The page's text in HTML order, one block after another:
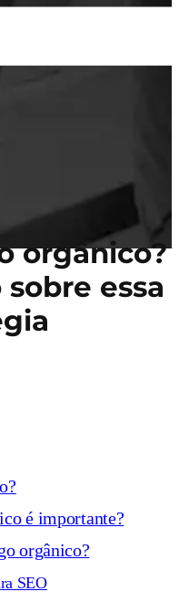
orgânico?
essa
é importante?
orgânico?
SEO